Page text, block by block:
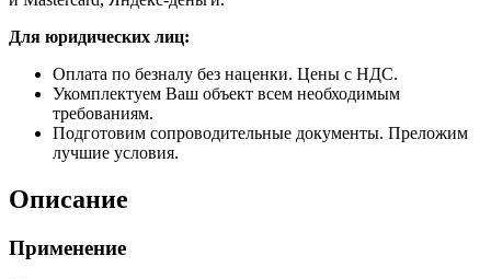
Для юридических лиц:
Оплата по безналу без наценки. Цены с НДС.
Укомплектуем Ваш объект всем необходимым
требованиям.
Подготовим сопроводительные документы. Преложим
лучшие условия.
Описание
Применение